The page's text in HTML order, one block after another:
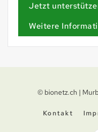
Jetzt
Weitere
© bionetz.ch |
Kontakt